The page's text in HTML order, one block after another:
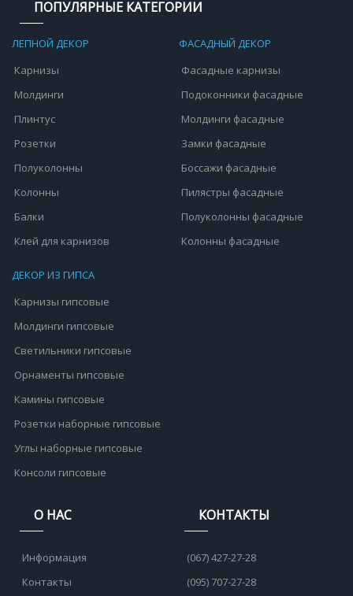
ПОПУЛЯРНЫЕ КАТЕГОРИИ
ЛЕПНОЙ ДЕКОР
Карнизы
Молдинги
Плинтус
Розетки
Полуколонны
Колонны
Балки
Клей для карнизов
ФАСАДНЫЙ ДЕКОР
Фасадные карнизы
Подоконники фасадные
Молдинги фасадные
Замки фасадные
Боссажи фасадные
Пилястры фасадные
Полуколонны фасадные
Колонны фасадные
ДЕКОР ИЗ ГИПСА
Карнизы гипсовые
Молдинги гипсовые
Светильники гипсовые
Орнаменты гипсовые
Камины гипсовые
Розетки наборные гипсовые
Углы наборные гипсовые
Консоли гипсовые
О НАС
Информация
Контакты
КОНТАКТЫ
(067) 427-27-28
(095) 707-27-28